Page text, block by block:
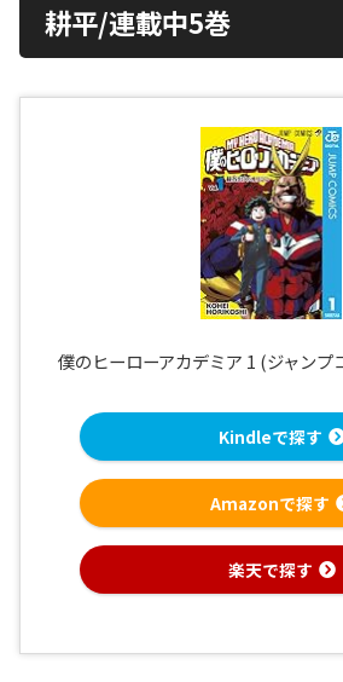
耕平/連載中5巻
僕のヒーローアカデミア 1 (ジャンプ
Kindleで探す
Amazonで探す
楽天で探す